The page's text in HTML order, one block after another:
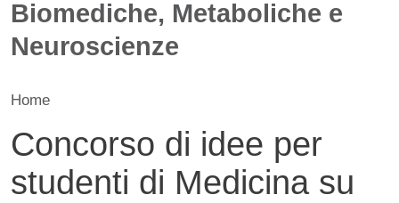
Biomediche, Metaboliche e
Neuroscienze
Home
Concorso di idee per
studenti di Medicina su